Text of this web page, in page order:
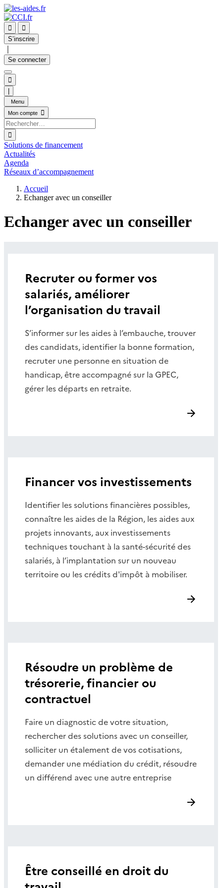


S’inscrire
Se connecter

Menu
Mon compte


Solutions de financement
Actualités
Agenda
Réseaux d’accompagnement
Accueil
Echanger avec un conseiller
Echanger avec un conseiller